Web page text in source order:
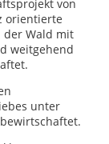
von
orientierte
der Wald mit
weitgehend
unter